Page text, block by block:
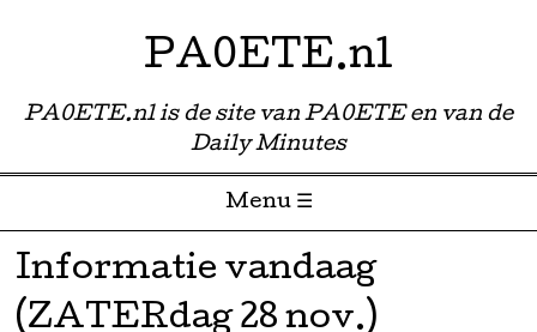
PA0ETE.nl
PA0ETE.nl is de site van PA0ETE en van de
Daily Minutes
Menu ☰
Skip to content
Informatie vandaag
(ZATERdag 28 nov.)